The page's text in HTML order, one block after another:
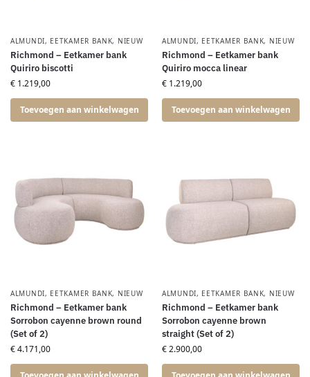
ALMUNDI, EETKAMER BANK, NIEUW
Richmond – Eetkamer bank
Quiriro biscotti
€ 1.219,00
Toevoegen aan winkelwagen
ALMUNDI, EETKAMER BANK, NIEUW
Richmond – Eetkamer bank
Quiriro mocca linear
€ 1.219,00
Toevoegen aan winkelwagen
ALMUNDI, EETKAMER BANK, NIEUW
Richmond – Eetkamer bank
Sorrobon cayenne brown round
(Set of 2)
€4.171,00
ALMUNDI, EETKAMER BANK, NIEUW
Richmond – Eetkamer bank
Sorrobon cayenne brown
straight (Set of 2)
€2.900,00